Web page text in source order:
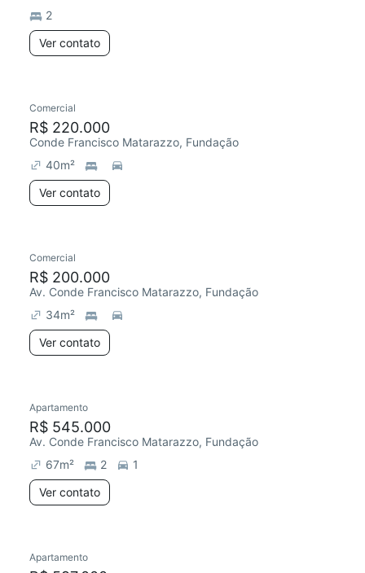
2
Ver contato
Comercial
R$ 220.000
Conde Francisco Matarazzo, Fundação
40m²
Ver contato
Comercial
R$ 200.000
Av. Conde Francisco Matarazzo, Fundação
34m²
Ver contato
Apartamento
R$ 545.000
Av. Conde Francisco Matarazzo, Fundação
67m² 2
1
Ver contato
Apartamento